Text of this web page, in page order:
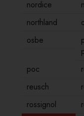
nordice
northland
osbe
poc
reusch
rossignol